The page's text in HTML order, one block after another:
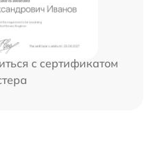
с сертификатом